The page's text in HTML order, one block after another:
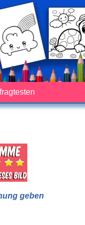
geben